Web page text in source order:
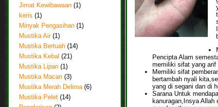
Jimat Kewibawaan (1)
keris (1)
Minyak Pengasihan (1)
Mustika Air (1)
Mustika Bertuah (14)
Mustika Kebal (21)
Mustika Lipan (1)
Mustika Macan (3)
Mustika Merah Delima (6)
Mustika Pelet (14)
Pencipta Alam
memiliki sifat yang arif
Memiliki sifat
bertambah nyali
yang di segani dan di
Sarana Untuk
kanuragan,Insya Allah